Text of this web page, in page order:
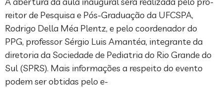
reitor de Pesquisa e Pós-Graduação da UFCSPA,
Rodrigo Della Méa Plentz, e pelo coordenador do
PPG, professor Sérgio Luis Amantéa, integrante da
diretoria da Sociedade de Pediatria do Rio Grande do
Sul (SPRS). Mais informações a respeito do evento
podem ser obtidas pelo e-